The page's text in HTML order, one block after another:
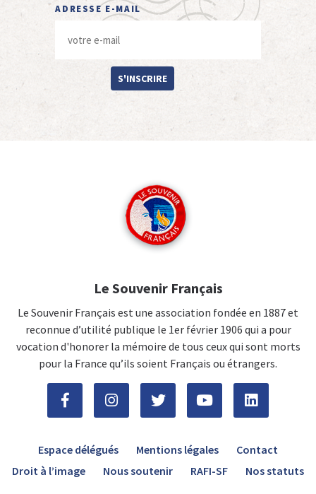
ADRESSE E-MAIL
S'INSCRIRE
Le Souvenir Français
Le Souvenir Français est une association fondée en 1887 et
reconnue d’utilité publique le 1er février 1906 qui a pour
vocation d'honorer la mémoire de tous ceux qui sont morts
pour la France qu’ils soient Français ou étrangers.
Espace délégués Mentions légales
Contact
Droit à l’image
Nous soutenir RAFI-SF Nos statuts